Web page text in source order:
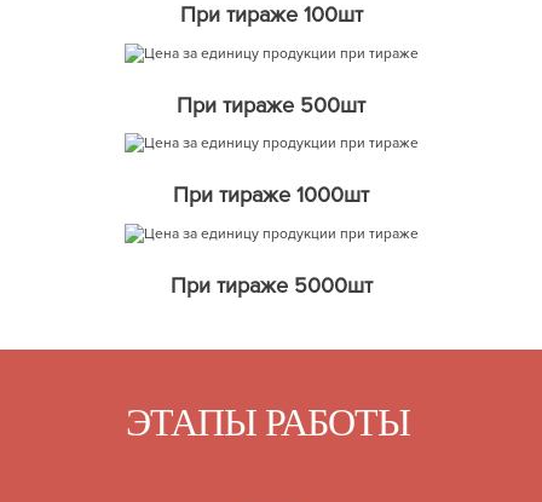
При тираже 100шт
При тираже 500шт
При тираже 1000шт
При тираже 5000шт
ЭТАПЫ РАБОТЫ